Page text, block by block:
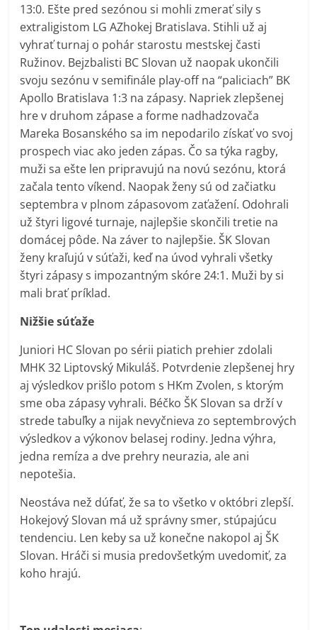
13:0. Ešte pred sezónou si mohli zmerať sily s
extraligistom LG AZhokej Bratislava. Stihli už aj
vyhrať turnaj o pohár starostu mestskej časti
Ružinov. Bejzbalisti BC Slovan už naopak ukončili
svoju sezónu v semifinále play-off na “paliciach” BK
Apollo Bratislava 1:3 na zápasy. Napriek zlepšenej
hre v druhom zápase a forme nadhadzovača
Mareka Bosanského sa im nepodarilo získať vo svoj
prospech viac ako jeden zápas. Čo sa týka ragby,
muži sa ešte len pripravujú na novú sezónu, ktorá
začala tento víkend. Naopak ženy sú od začiatku
septembra v plnom zápasovom zaťažení. Odohrali
už štyri ligové turnaje, najlepšie skončili tretie na
domácej pôde. Na záver to najlepšie. ŠK Slovan
ženy kraľujú v súťaži, keď na úvod vyhrali všetky
štyri zápasy s impozantným skóre 24:1. Muži by si
mali brať príklad.
Nižšie súťaže
Juniori HC Slovan po sérii piatich prehier zdolali
MHK 32 Liptovský Mikuláš. Potvrdenie zlepšenej hry
aj výsledkov prišlo potom s HKm Zvolen, s ktorým
sme oba zápasy vyhrali. Béčko ŠK Slovan sa drží v
strede tabuľky a nijak nevyčnieva zo septembrových
výsledkov a výkonov belasej rodiny. Jedna výhra,
jedna remíza a dve prehry neurazia, ale ani
nepotešia.
Neostáva než dúfať, že sa to všetko v októbri zlepší.
Hokejový Slovan má už správny smer, stúpajúcu
tendenciu. Len keby sa už konečne nakopol aj ŠK
Slovan. Hráči si musia predovšetkým uvedomiť, za
koho hrajú.